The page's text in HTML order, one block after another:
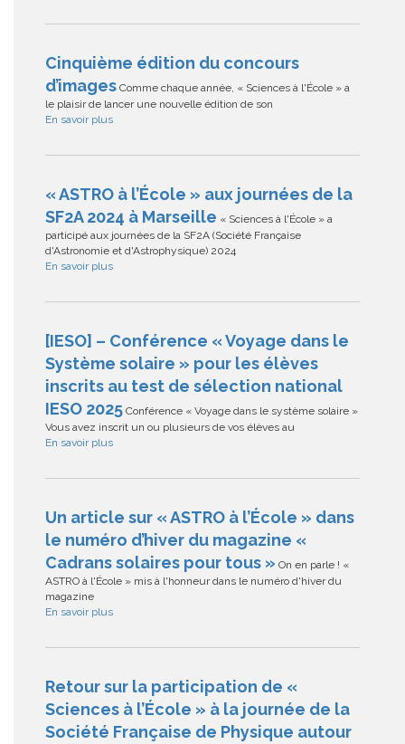
Cinquième édition du concours
d’images Comme chaque année, « Sciences à l'École » a
le plaisir de lancer une nouvelle édition de son
En savoir plus
« ASTRO à l’École » aux journées de la
SF2A 2024 à Marseille « Sciences à l'École » a
participé aux journées de la SF2A (Société Française
d'Astronomie et d'Astrophysique) 2024
En savoir plus
[IESO] – Conférence « Voyage dans le
Système solaire » pour les élèves
inscrits au test de sélection national
IESO 2025 Conférence « Voyage dans le système solaire »
Vous avez inscrit un ou plusieurs de vos élèves au
En savoir plus
Un article sur « ASTRO à l’École » dans
le numéro d’hiver du magazine «
Cadrans solaires pour tous » On en parle ! «
ASTRO à l'École » mis à l'honneur dans le numéro d'hiver du
magazine
En savoir plus
Retour sur la participation de «
Sciences à l’École » à la journée de la
Société Française de Physique autour